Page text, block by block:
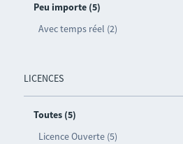
Peu importe (5)
Avec temps réel (2)
LICENCES
Toutes (5)
Licence Ouverte (5)